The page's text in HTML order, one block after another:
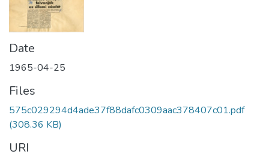
Date
1965-04-25
Files
575c029294d4ade37f88dafc0309aac378407c01.pdf
(308.36 KB)
URI